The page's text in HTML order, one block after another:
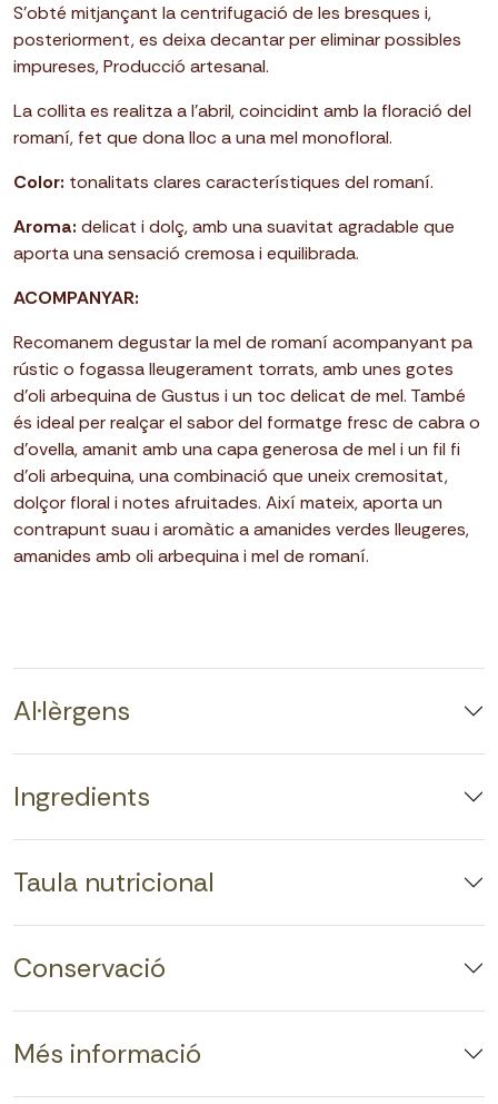
S’obté mitjançant la centrifugació de les bresques i,
posteriorment, es deixa decantar per eliminar possibles
impureses, Producció artesanal.
La collita es realitza a l’abril, coincidint amb la floració del
romaní, fet que dona lloc a unamel monofloral.
Color: tonalitats clares característiques del romaní.
Aroma: delicat i dolç, amb una suavitat agradable que
aporta una sensació cremosa i equilibrada.
ACOMPANYAR:
Recomanem degustar la mel de romaní acompanyant pa
rústic o fogassa lleugerament torrats, amb unes gotes
d’oli arbequina de Gustus i un toc delicat de mel. També
és ideal per realçar el sabor del formatge fresc de cabra o
d’ovella, amanit amb una capa generosa de mel i un fil fi
d’oli arbequina, una combinació que uneix cremositat,
dolçor floral i notes afruitades. Així mateix, aporta un
contrapunt suau i aromàtic a amanides verdes lleugeres,
amanides amb oli arbequina i mel de romaní.
Al·lèrgens
Ingredients
Taula nutricional
Conservació
Més informació